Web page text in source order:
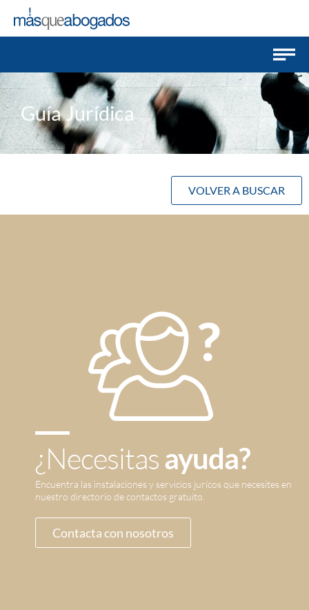
Guía Jurídica
VOLVER A BUSCAR
¿Necesitasayuda?
Encuentra las instalaciones y servicios jurícos que necesites en
nuestro directorio de contactos gratuito.
Contacta con nosotros